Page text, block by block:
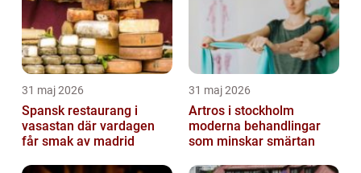
31 maj 2026
Spansk restaurang i
vasastan där vardagen
får smak av madrid
31 maj 2026
Artros i stockholm
moderna behandlingar
som minskar smärtan